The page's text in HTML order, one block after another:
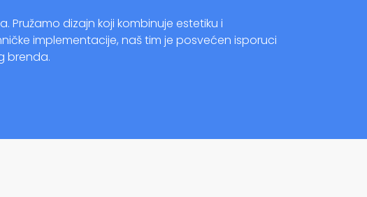
dizajn koji kombinuje estetiku i
implementacije, naš tim je posvećen isporuci
brenda.